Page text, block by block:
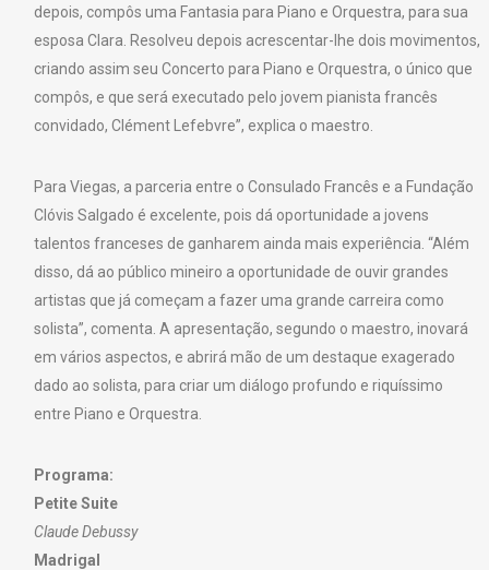
depois, compôs uma Fantasia para Piano e Orquestra, para sua
esposa Clara. Resolveu depois acrescentar-lhe dois movimentos,
criando assim seu Concerto para Piano e Orquestra, o único que
compôs, e que será executado pelo jovem pianista francês
convidado, Clément Lefebvre”, explica o maestro.
Para Viegas, a parceria entre o Consulado Francês e a Fundação
Clóvis Salgado é excelente, pois dá oportunidade a jovens
talentos franceses de ganharem ainda mais experiência. “Além
disso, dá ao público mineiro a oportunidade de ouvir grandes
artistas que já começam a fazer uma grande carreira como
solista”, comenta. A apresentação, segundo o maestro, inovará
em vários aspectos, e abrirá mão de um destaque exagerado
dado ao solista, para criar um diálogo profundo e riquíssimo
entre Piano e Orquestra.
Programa:
Petite Suite
Claude Debussy
Madrigal